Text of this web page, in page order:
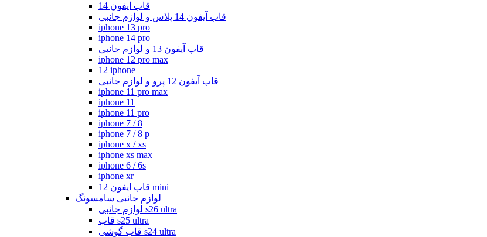
قاب ایفون 14
قاب آیفون 14 پلاس و لوازم جانبی
iphone 13 pro
iphone 14 pro
قاب آیفون 13 و لوازم جانبی
iphone 12 pro max
12 iphone
قاب آیفون 12 پرو و لوازم جانبی
iphone 11 pro max
iphone 11
iphone 11 pro
iphone 7 / 8
iphone 7 / 8 p
iphone x / xs
iphone xs max
iphone 6 / 6s
iphone xr
قاب ایفون 12 mini
لوازم جانبی سامسونگ
لوازم جانبی s26 ultra
قاب s25 ultra
قاب گوشی s24 ultra